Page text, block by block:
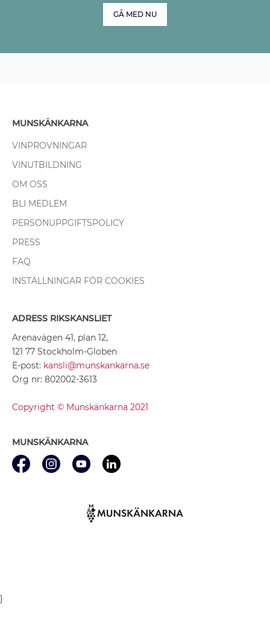
GÅ MED NU
MUNSKÄNKARNA
VINPROVNINGAR
VINUTBILDNING
OM OSS
BLI MEDLEM
PERSONUPPGIFTSPOLICY
PRESS
FAQ
INSTÄLLNINGAR FÖR COOKIES
ADRESS RIKSKANSLIET
Arenavägen 41, plan 12,
121 77 Stockholm-Globen
E-post: kansli@munskankarna.se
Org nr: 802002-3613
Copyright © Munskänkarna 2021
MUNSKÄNKARNA
}